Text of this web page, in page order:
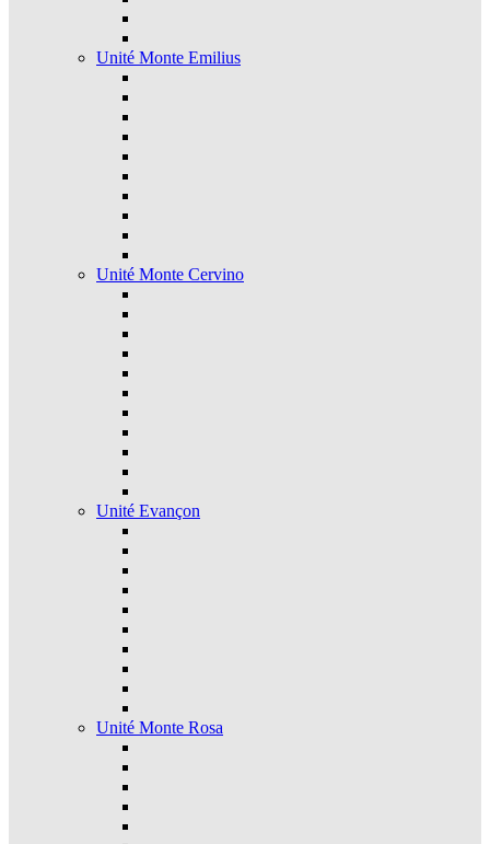
Unité Monte Emilius
Unité Monte Cervino
Unité Evançon
Unité Monte Rosa